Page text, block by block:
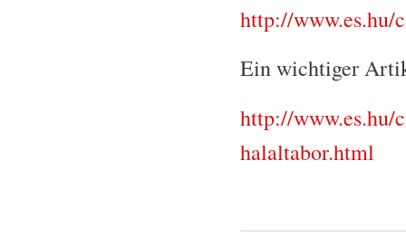
http://www.es.hu/
Ein wichtiger
http://www.es.hu/
halaltabor.html